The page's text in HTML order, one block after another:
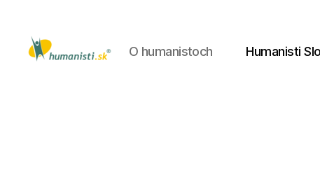
O humanistoch Humanisti